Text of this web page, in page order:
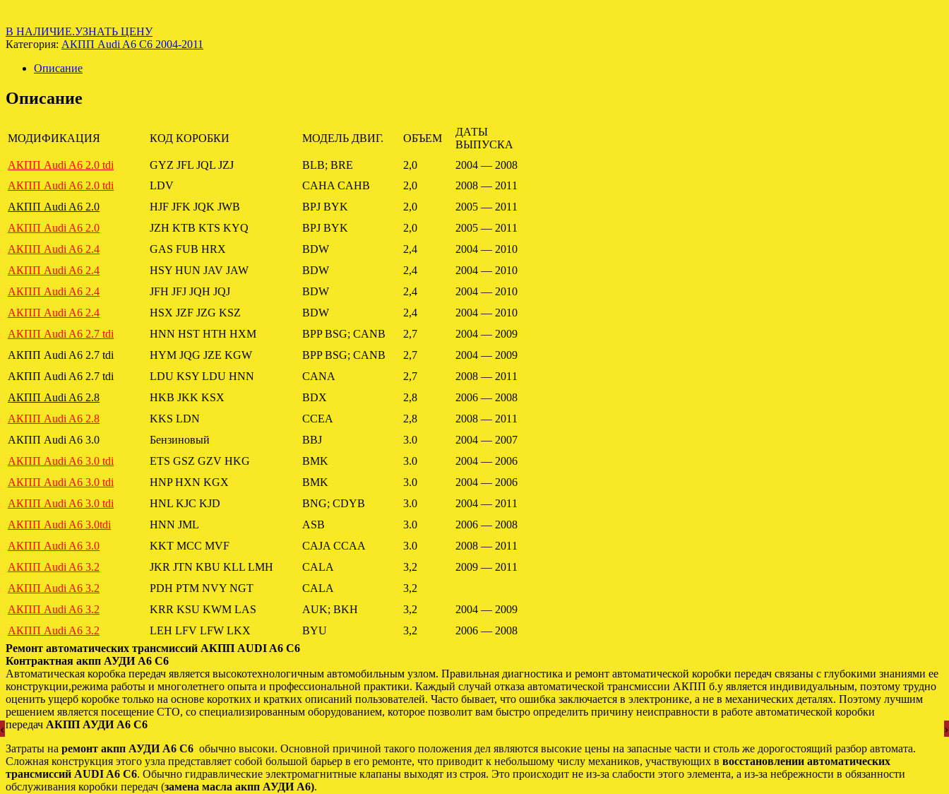
В НАЛИЧИЕ.УЗНАТЬ ЦЕНУ
Категория: АКПП Audi A6 C6 2004-2011
Описание
Описание
МОДИФИКАЦИЯ КОД КОРОБКИ МОДЕЛЬ ДВИГ. ОБЪЕМ
ДАТЫ
ВЫПУСКА
АКПП Audi A6 2.0 tdi
GYZ JFL JQL JZJ BLB; BRE 2,0
2004 — 2008
АКПП Audi A6 2.0 tdi
LDV CAHA CAHB 2,0
2008 — 2011
АКПП Audi A6 2.0
HJF JFK JQK JWB BPJ BYK 2,0
2005 — 2011
АКПП Audi A6 2.0
JZH KTB KTS KYQ BPJ BYK 2,0
2005 — 2011
АКПП Audi A6 2.4
GAS FUB HRX BDW 2,4
2004 — 2010
АКПП Audi A6 2.4
HSY HUN JAV JAW BDW 2,4
2004 — 2010
АКПП Audi A6 2.4
JFH JFJ JQH JQJ BDW 2,4
2004 — 2010
АКПП Audi A6 2.4
HSX JZF JZG KSZ BDW 2,4
2004 — 2010
АКПП Audi A6 2.7 tdi
HNN HST HTH HXM BPP BSG; CANB 2,7
2004 — 2009
АКПП Audi A6 2.7 tdi
HYM JQG JZE KGW BPP BSG; CANB 2,7
2004 — 2009
АКПП Audi A6 2.7 tdi
LDU KSY LDU HNN CANA 2,7
2008 — 2011
АКПП Audi A6 2.8
HKB JKK KSX BDX 2,8
2006 — 2008
АКПП Audi A6 2.8
KKS LDN CCEA 2,8
2008 — 2011
АКПП Audi A6 3.0
Бензиновый BBJ 3.0
2004 — 2007
АКПП Audi A6 3.0 tdi
ETS GSZ GZV HKG BMK 3.0
2004 — 2006
АКПП Audi A6 3.0 tdi
HNP HXN KGX BMK 3.0
2004 — 2006
АКПП Audi A6 3.0 tdi
HNL KJC KJD BNG; CDYB 3.0
2004 — 2011
АКПП Audi A6 3.0tdi
HNN JML ASB 3.0
2006 — 2008
АКПП Audi A6 3.0
KKT MCC MVF CAJA CCAA 3.0
2008 — 2011
АКПП Audi A6 3.2
JKR JTN KBU KLL LMH CALA 3,2
2009 — 2011
АКПП Audi A6 3.2
PDH PTM NVY NGT CALA
3,2
АКПП Audi A6 3.2
KRR KSU KWM LAS AUK; BKH 3,2
2004 — 2009
АКПП Audi A6 3.2
LEH LFV LFW LKX BYU 3,2
2006 — 2008
Ремонт автоматических трансмиссий АКПП AUDI A6 C6
Контрактная акпп АУДИ А6 С6
Автоматическая коробка передач является высокотехнологичным автомобильным узлом. Правильная диагностика и ремонт автоматической коробки передач связаны с глубокими знаниями ее
конструкции,режима работы и многолетнего опыта и профессиональной практики. Каждый случай отказа автоматической трансмиссии АКПП б.у является индивидуальным, поэтому трудно
оценить ущерб коробке только на основе коротких и кратких описаний пользователей. Часто бывает, что ошибка заключается в электронике, а не в механических деталях. Поэтому лучшим
решением является посещение СТО, со специализированным оборудованием, которое позволит вам быстро определить причину неисправности в работе автоматической коробки
передач АКПП АУДИ А6 С6
Затраты на ремонт акпп АУДИ А6 С6 обычно высоки. Основной причиной такого положения дел являются высокие цены на запасные части и столь же дорогостоящий разбор автомата.
Сложная конструкция этого узла представляет собой большой барьер в его ремонте, что приводит к небольшому числу механиков, участвующих в восстановлении автоматических
трансмиссий AUDI A6 C6. Обычно гидравлические электромагнитные клапаны выходят из строя. Это происходит не из-за слабости этого элемента, а из-за небрежности в обязанности
обслуживания коробки передач (замена масла акпп АУДИ А6).
‹ ›